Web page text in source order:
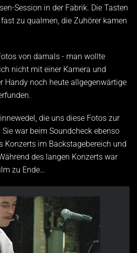
Session in der Fabrik. Die Tasten
zu qualmen, die Zuhörer kamen
von damals - man wollte
nicht mit einer Kamera und
Handy noch heute allgegenwärtige
die uns diese Fotos zur
war beim Soundcheck ebenso
Konzerts im Backstagebereich und
des langen Konzerts war
zu Ende…